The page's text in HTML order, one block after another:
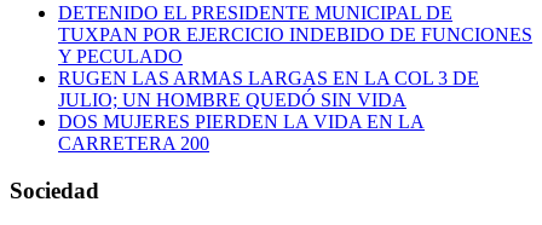
DETENIDO EL PRESIDENTE MUNICIPAL DE
TUXPAN POR EJERCICIO INDEBIDO DE FUNCIONES
Y PECULADO
RUGEN LAS ARMAS LARGAS EN LA COL 3 DE
JULIO; UN HOMBRE QUEDÓ SIN VIDA
DOS MUJERES PIERDEN LA VIDA EN LA
CARRETERA 200
Sociedad